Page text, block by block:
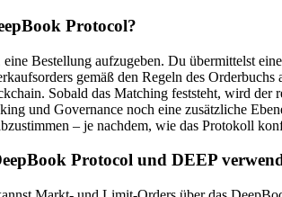
Protocol?
eine Bestellung aufzugeben. Du übermittelst
gemäß den Regeln des
Sobald das Matching feststeht, wird der
und Governance noch eine zusätzliche
– je nachdem, wie das Protokoll
Protocol und DEEP